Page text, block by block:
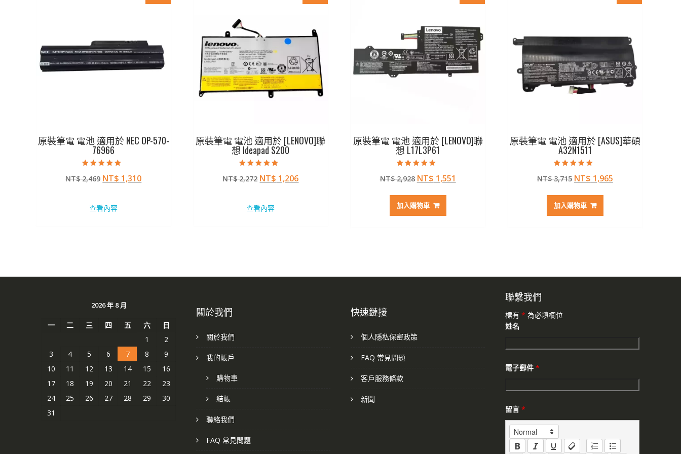
原裝筆電 電池 適用於 NEC OP-570-
76966
5.00
滿分 5
NT$2,469 原
格：
NT$ 1,310目
查看內容
原裝筆電 電池 適用於 [LENOVO]聯
想 Ideapad S200
5.00
滿分 5
NT$2,272 原
格：
NT$ 1,206目
查看內容
原裝筆電 電池 適用於 [LENOVO]聯
想 L17L3P61
5.00
滿分 5
NT$2,928 原
價
格：
NT$ 1,551
加入購物車
原裝筆電 電池 適用於 [ASUS]華碩
A32N1511
5.00
滿分 5
NT$3,715 原
價
格：
NT$ 1,965目
加入購物車
2026 年 8 月
一 二 三 四 五 六
日
1
2
3
4 5 6 7 8
9
10
11 12 13 14 15
16
17
18 19 20 21 22
23
24
25 26 27 28 29
30
31
關於我們
關於我們
我的帳戶
購物車
結帳
聯絡我們
FAQ 常見問題
快速鏈接
個人隱私保密政策
FAQ 常見問題
客戶服務條款
新聞
聯繫我們
標有 * 為必填欄位
姓名
電子郵件 *
留言 *